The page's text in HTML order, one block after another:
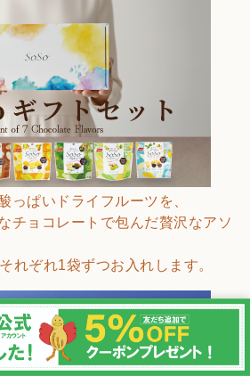
っぱいドライフルーツを、
チョコレートで包んだ贅沢なアソ
れぞれ1袋ずつお入れします。